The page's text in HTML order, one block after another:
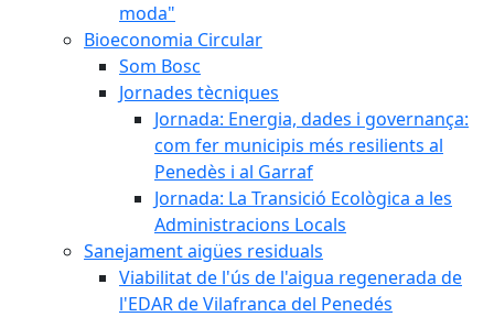
moda"
Bioeconomia Circular
Som Bosc
Jornades tècniques
Jornada: Energia, dades i governança:
com fer municipis més resilients al
Penedès i al Garraf
Jornada: La Transició Ecològica a les
Administracions Locals
Sanejament aigües residuals
Viabilitat de l'ús de l'aigua regenerada de
l'EDAR de Vilafranca del Penedés